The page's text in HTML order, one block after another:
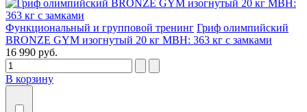
Функциональный и групповой тренинг Гриф олимпийский
BRONZE GYM изогнутый 20 кг MBH: 363 кг с замками
16 990 руб.
В корзину